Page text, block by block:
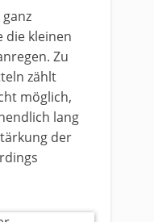
die kleinen
Zu
zählt
möglich,
lang
der